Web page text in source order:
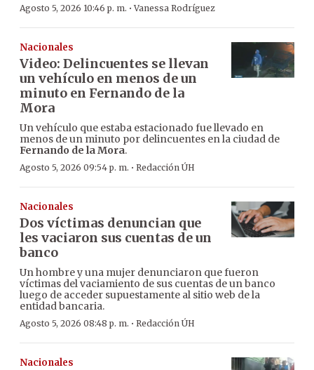
Agosto 5, 2026 10:46 p. m. ·Vanessa Rodríguez
Nacionales
Video: Delincuentes se llevan
un vehículo en menos de un
minuto en Fernando de la
Mora
Un vehículo que estaba estacionado fue llevado en
menos de un minuto por delincuentes en la ciudad de
Fernando de la Mora.
Agosto 5, 2026 09:54 p. m. · Redacción ÚH
Nacionales
Dos víctimas denuncian que
les vaciaron sus cuentas de un
banco
Un hombre y una mujer denunciaron que fueron
víctimas del vaciamiento de sus cuentas de un banco
luego de acceder supuestamente al sitio web de la
entidad bancaria.
Agosto 5, 2026 08:48 p. m. · Redacción ÚH
Nacionales